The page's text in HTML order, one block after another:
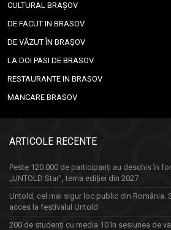
CULTURAL BRAȘOV
DE FACUT IN BRASOV
DE VĂZUT ÎN BRAȘOV
LA DOI PASI DE BRASOV
RESTAURANTE IN BRASOV
MANCARE BRASOV
ARTICOLE RECENTE
Peste 120.000 de participanți au deschis în
„UNTOLD Star”, tema ediției din 2027
Untold, cel mai sigur loc public din România.
acces la festivalul Untold
200 de studenți cu media 10 în sesiunea de